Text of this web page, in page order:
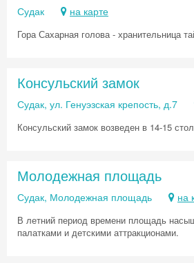
Судак на карте
Гора Сахарная голова - хранительница
Консульский замок
Судак, ул. Генуэзская крепость, д.7
Консульский замок возведен в 14-15
Молодежная площадь
Судак, Молодежная площадь на
В летний период времени площадь
палатками и детскими аттракционами.